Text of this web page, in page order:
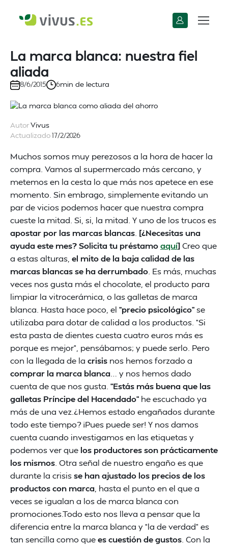
La marca blanca: nuestra fiel
aliada
8/6/2015 6min de lectura
AutorVivus
Actualizado17/2/2026
Muchos somos muy perezosos a la hora de hacer la
compra. Vamos al supermercado más cercano, y
metemos en la cesta lo que más nos apetece en ese
momento. Sin embrago, simplemente evitando un
par de vicios podemos hacer que nuestra compra
cueste la mitad. Si, si, la mitad. Y uno de los trucos es
apostar por las marcas blancas [¿Necesitas una
ayuda este mes? Solicita tu préstamoaquí]Creo que
a estas alturas, el mito de la baja calidad de las
marcas blancas se ha derrumbado . Es más, muchas
veces nos gusta más el chocolate, el producto para
limpiar la vitrocerámica, o las galletas de marca
blanca. Hasta hace poco, el “precio psicológico”se
utilizaba para dotar de calidad a los productos. “Si
esta pasta de dientes cuesta cuatro euros más es
porque es mejor”, pensábamos; y puede serlo. Pero
con la llegada de la crisis nos hemos forzado a
comprar la marca blanca … y nos hemos dado
cuenta de que nos gusta. “Estás más buena que las
galletas Príncipe del Hacendado” he escuchado ya
más de una vez.¿Hemos estado engañados durante
todo este tiempo? ¡Pues puede ser! Y nos damos
cuenta cuando investigamos en las etiquetas y
podemos ver que los productores son prácticamente
los mismos . Otra señal de nuestro engaño es que
durante la crisisse han ajustado los precios de los
productos con marca , hasta el punto en el que a
veces se igualan a los de marca blanca con
promociones.Todo esto nos lleva a pensar que la
diferencia entre la marca blanca y “la de verdad” es
tan sencilla como quees cuestión de gustos . Con la